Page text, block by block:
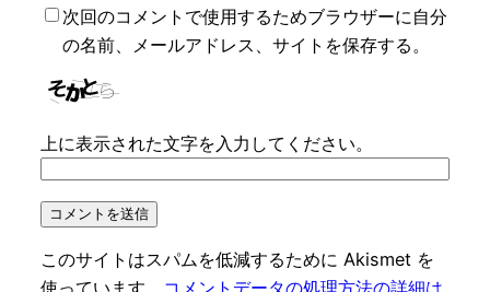
次回のコメントで使用するためブラウザーに自分
の名前、メールアドレス、サイトを保存する。
上に表示された文字を入力してください。
このサイトはスパムを低減するために Akismet を